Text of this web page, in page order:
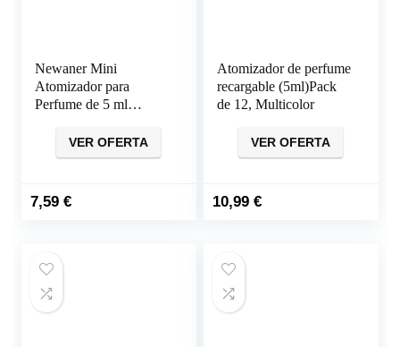
Newaner Mini
Atomizador para
Perfume de 5 ml
VER OFERTA
7,59€
Atomizador de perfume
recargable (5ml)Pack
de 12, Multicolor
VER OFERTA
10,99€